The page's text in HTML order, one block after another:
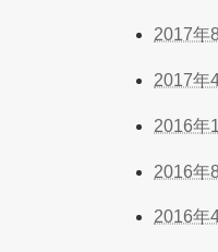
2017年
2017年
2016年
2016年
2016年